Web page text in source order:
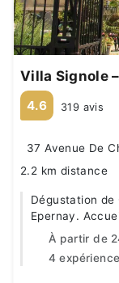
Villa Signole
4.6 319 avis
37 Avenue De
2.2 km distance
Dégustation de
Epernay.
À partir de
4